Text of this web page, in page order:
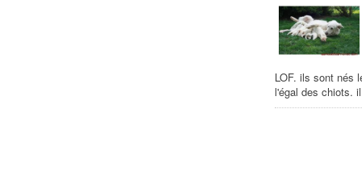
LOF. ils sont nés
l'égal des chiots.